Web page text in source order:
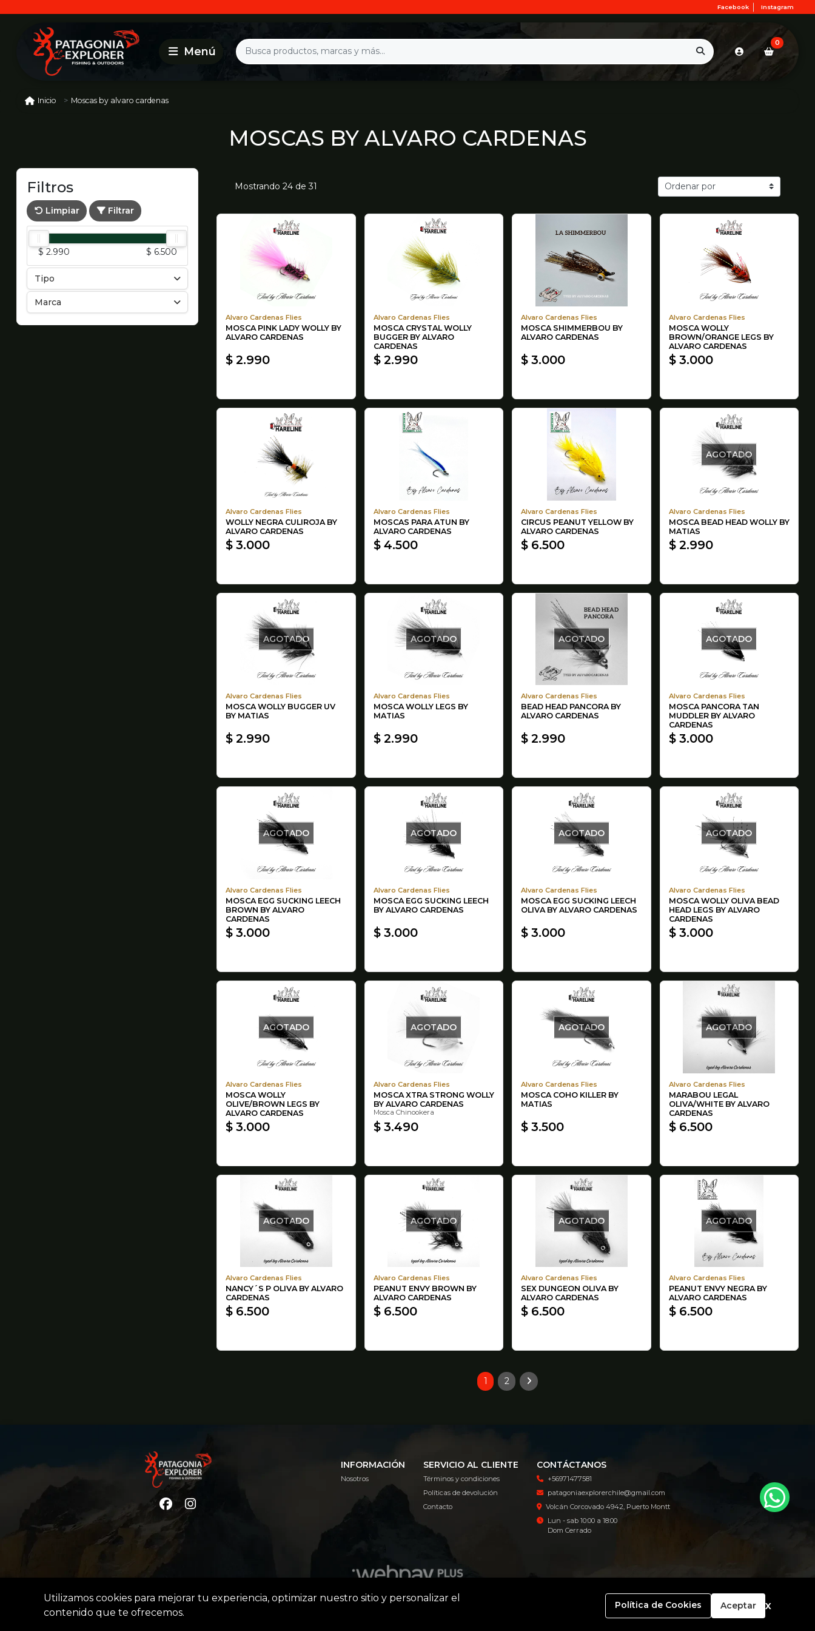
Facebook Instagram
0
Inicio Moscas by alvaro cardenas
MOSCAS BY ALVARO CARDENAS
Filtros
Limpiar Filtrar
$ 2.990 $ 6.500
Tipo
Marca
Mostrando 24 de 31
Alvaro Cardenas Flies
MOSCA PINK LADY WOLLY BY
ALVARO CARDENAS
$ 2.990
Alvaro Cardenas Flies
MOSCA CRYSTAL WOLLY
BUGGER BY ALVARO
CARDENAS
$ 2.990
Alvaro Cardenas Flies
MOSCA SHIMMERBOU BY
ALVARO CARDENAS
$ 3.000
Alvaro Cardenas Flies
MOSCA WOLLY
BROWN/ORANGE LEGS BY
ALVARO CARDENAS
$ 3.000
Alvaro Cardenas Flies
WOLLY NEGRA CULIROJA BY
ALVARO CARDENAS
$ 3.000
Alvaro Cardenas Flies
MOSCAS PARA ATUN BY
ALVARO CARDENAS
$ 4.500
Alvaro Cardenas Flies
CIRCUS PEANUT YELLOW BY
ALVARO CARDENAS
$ 6.500
AGOTADO
Alvaro Cardenas Flies
MOSCA BEAD HEAD WOLLY BY
MATIAS
$ 2.990
AGOTADO
Alvaro Cardenas Flies
MOSCA WOLLY BUGGER UV
BY MATIAS
$ 2.990
AGOTADO
Alvaro Cardenas Flies
MOSCA WOLLY LEGS BY
MATIAS
$ 2.990
AGOTADO
Alvaro Cardenas Flies
BEAD HEAD PANCORA BY
ALVARO CARDENAS
$ 2.990
AGOTADO
Alvaro Cardenas Flies
MOSCA PANCORA TAN
MUDDLER BY ALVARO
CARDENAS
$ 3.000
AGOTADO
Alvaro Cardenas Flies
MOSCA EGG SUCKING LEECH
BROWN BY ALVARO
CARDENAS
$ 3.000
AGOTADO
Alvaro Cardenas Flies
MOSCA EGG SUCKING LEECH
BY ALVARO CARDENAS
$ 3.000
AGOTADO
Alvaro Cardenas Flies
MOSCA EGG SUCKING LEECH
OLIVA BY ALVARO CARDENAS
$ 3.000
AGOTADO
Alvaro Cardenas Flies
MOSCA WOLLY OLIVA BEAD
HEAD LEGS BY ALVARO
CARDENAS
$ 3.000
AGOTADO
Alvaro Cardenas Flies
MOSCA WOLLY
OLIVE/BROWN LEGS BY
ALVARO CARDENAS
$ 3.000
AGOTADO
Alvaro Cardenas Flies
MOSCA XTRA STRONG WOLLY
BY ALVARO CARDENAS
Mosca Chinookera
$ 3.490
AGOTADO
Alvaro Cardenas Flies
MOSCA COHO KILLER BY
MATIAS
$ 3.500
AGOTADO
Alvaro Cardenas Flies
MARABOU LEGAL
OLIVA/WHITE BY ALVARO
CARDENAS
$ 6.500
AGOTADO
Alvaro Cardenas Flies
NANCY´S P OLIVA BY ALVARO
CARDENAS
$ 6.500
AGOTADO
Alvaro Cardenas Flies
PEANUT ENVY BROWN BY
ALVARO CARDENAS
$ 6.500
AGOTADO
Alvaro Cardenas Flies
SEX DUNGEON OLIVA BY
ALVARO CARDENAS
$ 6.500
AGOTADO
Alvaro Cardenas Flies
PEANUT ENVY NEGRA BY
ALVARO CARDENAS
$ 6.500
1 2
INFORMACIÓN
Nosotros
SERVICIO AL CLIENTE
Términos y condiciones
Políticas de devolución
Contacto
CONTÁCTANOS
+56971477581
patagoniaexplorerchile@gmail.com
Volcán Corcovado 4942, Puerto Montt
Lun - sab 10:00 a 18:00
Dom Cerrado
Utilizamos cookies para mejorar tu experiencia, optimizar nuestro sitio y personalizar el
contenido que te ofrecemos.
Política de Cookies Aceptar x